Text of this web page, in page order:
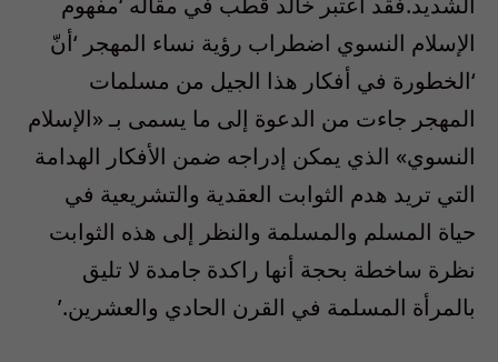
الإسلام النسوي اضطراب رؤية نساء المهجر ‘أنّ
‘الخطورة في أفكار هذا الجيل من مسلمات
المهجر جاءت من الدعوة إلى ما يسمى بـ «الإسلام
النسوي» الذي يمكن إدراجه ضمن الأفكار الهدامة
التي تريد هدم الثوابت العقدية والتشريعية في
حياة المسلم والمسلمة والنظر إلى هذه الثوابت
نظرة ساخطة بحجة أنها راكدة جامدة لا تليق
بالمرأة المسلمة في القرن الحادي والعشرين.’